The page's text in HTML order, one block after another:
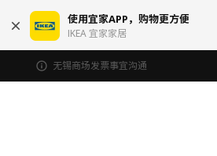
使用宜家APP，购物更方便
IKEA 宜家家居
无锡商场发票事宜沟通